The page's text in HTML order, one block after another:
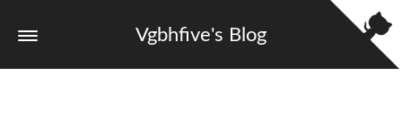
Vgbhfive's Blog